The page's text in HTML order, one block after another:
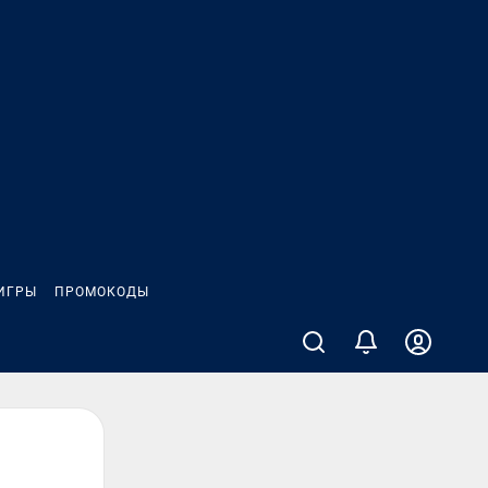
ПРОМОКОДЫ